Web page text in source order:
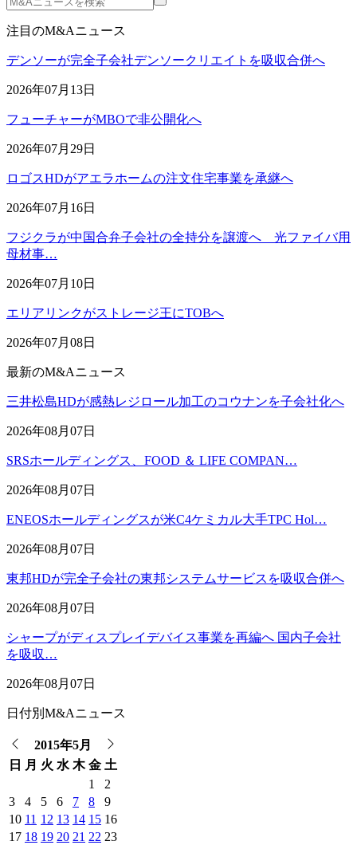
注目のM&Aニュース
デンソーが完全子会社デンソークリエイトを吸収合併へ
2026年07月13日
フューチャーがMBOで非公開化へ
2026年07月29日
ロゴスHDがアエラホームの注文住宅事業を承継へ
2026年07月16日
フジクラが中国合弁子会社の全持分を譲渡へ 光ファイバ用
母材事…
2026年07月10日
エリアリンクがストレージ王にTOBへ
2026年07月08日
最新のM&Aニュース
三井松島HDが感熱レジロール加工のコウナンを子会社化へ
2026年08月07日
SRSホールディングス、FOOD ＆ LIFE COMPAN…
2026年08月07日
ENEOSホールディングスが米C4ケミカル大手TPC Hol…
2026年08月07日
東邦HDが完全子会社の東邦システムサービスを吸収合併へ
2026年08月07日
シャープがディスプレイデバイス事業を再編へ 国内子会社
を吸収…
2026年08月07日
日付別M&Aニュース
2015年5月
日
月 火 水 木 金 土
1
2
3
4 5 6 7 8
9
10 11 12 13 14 15 16
17 18 19 20 21 22 23